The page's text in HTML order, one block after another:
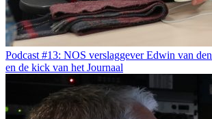
Podcast #13: NOS verslaggever Edwin van
en de kick van het Journaal